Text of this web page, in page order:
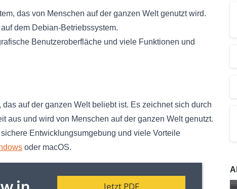
das von Menschen auf der ganzen Welt genutzt wird.
dem Debian-Betriebssystem.
Benutzeroberfläche und viele Funktionen und
auf der ganzen Welt beliebt ist. Es zeichnet sich durch
aus und wird von Menschen auf der ganzen Welt genutzt.
Entwicklungsumgebung und viele Vorteile
oder macOS.